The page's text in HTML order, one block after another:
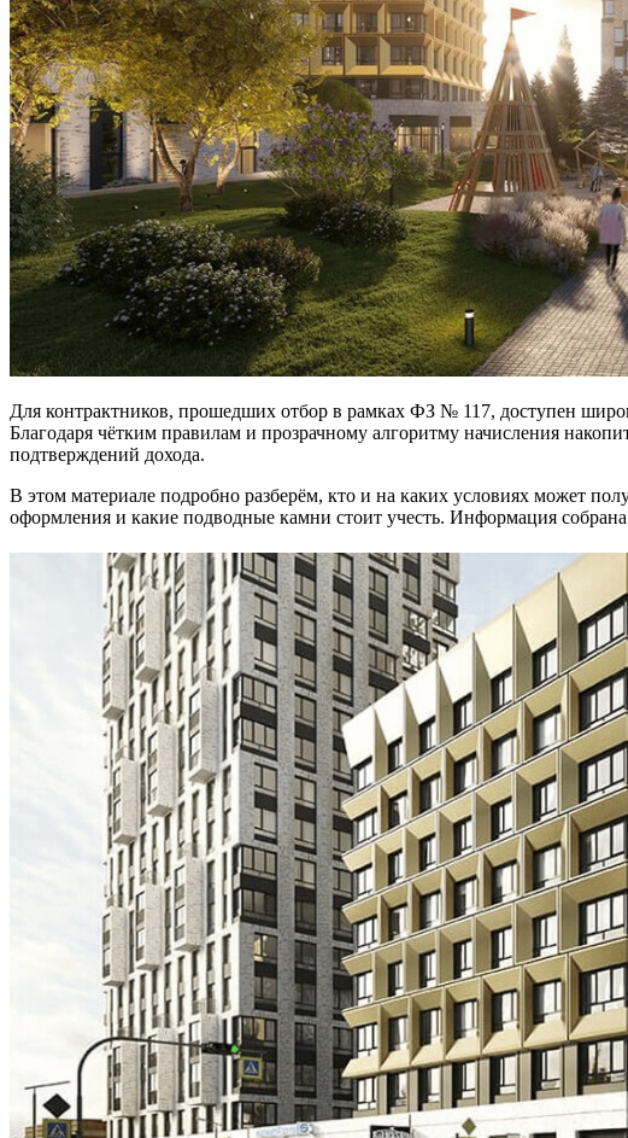
Для контрактников, прошедших отбор в рамках ФЗ № 117, доступен
Благодаря чётким правилам и прозрачному алгоритму начисления
подтверждений дохода.
В этом материале подробно разберём, кто и на каких условиях может
оформления и какие подводные камни стоит учесть. Информация